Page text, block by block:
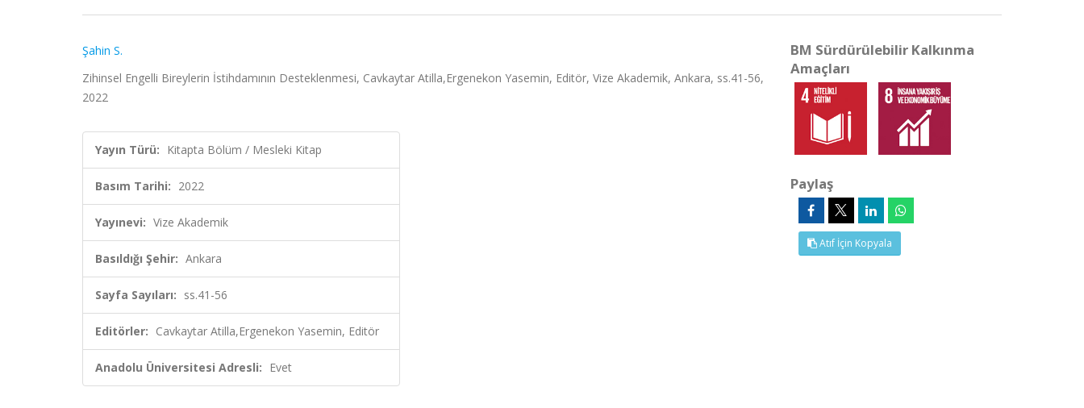
Şahin S.
Zihinsel Engelli Bireylerin İstihdamının Desteklenmesi, Cavkaytar Atilla,Ergenekon Yasemin, Editör, Vize Akademik, Ankara, ss.41-56,
2022
Yayın Türü: Kitapta Bölüm / Mesleki Kitap
Basım Tarihi: 2022
Yayınevi: Vize Akademik
Basıldığı Şehir: Ankara
Sayfa Sayıları: ss.41-56
Editörler: Cavkaytar Atilla,Ergenekon Yasemin, Editör
Anadolu Üniversitesi Adresli: Evet
BM Sürdürülebilir Kalkınma
Amaçları
Paylaş
Atıf İçin Kopyala